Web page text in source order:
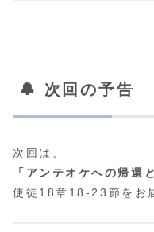
🔔 次回の予告
次回は、
「アンテオケへの帰還
使徒18章18-23節をお